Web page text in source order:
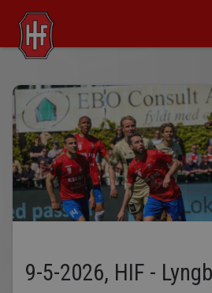
9-5-2026, HIF -